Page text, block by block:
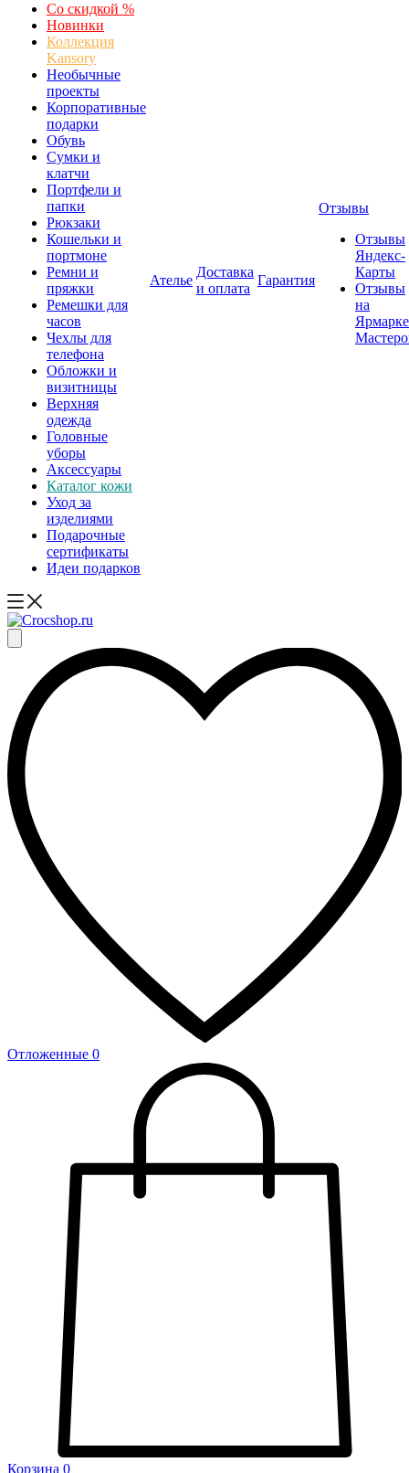
Со скидкой %
Новинки
Коллекция
Kansory
Необычные
проекты
Корпоративные
подарки
Обувь
Сумки и
клатчи
Портфели и
папки
Рюкзаки
Кошельки и
портмоне
Ремни и
пряжки
Ремешки для
часов
Чехлы для
телефона
Обложки и
визитницы
Верхняя
одежда
Головные
уборы
Аксессуары
Каталог кожи
Уход за
изделиями
Подарочные
сертификаты
Идеи подарков
Ателье
Доставка
и оплата
Гарантия
Отзывы
Отзывы
Яндекс-
Карты
Отзывы
на
Ярмарке
Отложенные 0
Корзина 0